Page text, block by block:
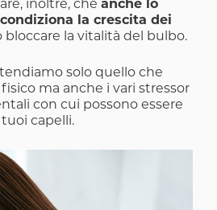
inoltre, che anche lo
condiziona la crescita dei
bloccare la vitalità del bulbo.
solo quello che
ma anche i vari stressor
con cui possono essere
capelli.